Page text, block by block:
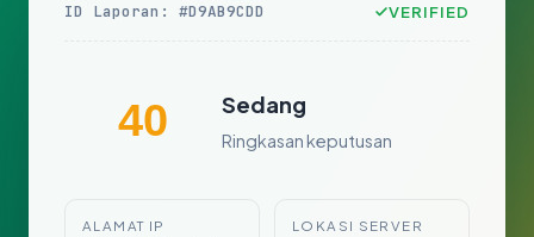
ID Laporan: #D9AB9CDD VERIFIED
40 Sedang
Ringkasan keputusan
ALAMAT IP LOKASI SERVER